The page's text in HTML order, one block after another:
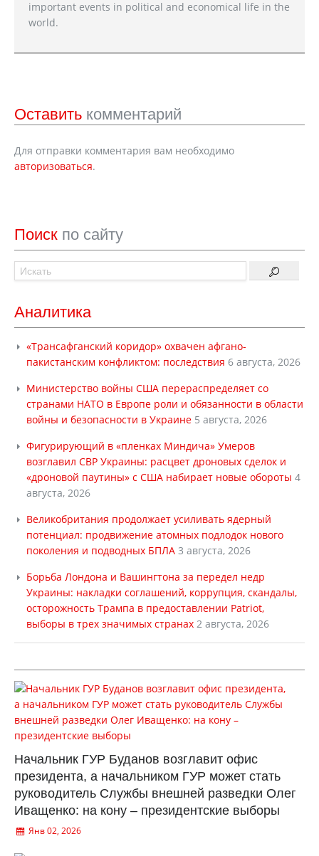
important events in political and economical life in the
world.
Оставить комментарий
Для отправки комментария вам необходимо
авторизоваться.
Поиск по сайту
Аналитика
«Трансафганский коридор» охвачен афгано-
пакистанским конфликтом: последствия 6 августа, 2026
Министерство войны США перераспределяет со
странами НАТО в Европе роли и обязанности в области
войны и безопасности в Украине 5 августа, 2026
Фигурирующий в «пленках Миндича» Умеров
возглавил СВР Украины: расцвет дроновых сделок и
«дроновой паутины» с США набирает новые обороты 4
августа, 2026
Великобритания продолжает усиливать ядерный
потенциал: продвижение атомных подлодок нового
поколения и подводных БПЛА 3 августа, 2026
Борьба Лондона и Вашингтона за передел недр
Украины: накладки соглашений, коррупция, скандалы,
осторожность Трампа в предоставлении Patriot,
выборы в трех значимых странах 2 августа, 2026
Начальник ГУР Буданов возглавит офис
президента, а начальником ГУР может стать
руководитель Службы внешней разведки Олег
Иващенко: на кону – президентские выборы
Янв 02, 2026